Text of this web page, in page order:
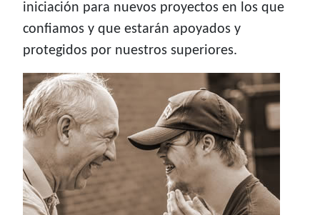
iniciación para nuevos proyectos en los que
confiamos y que estarán apoyados y
protegidos por nuestros superiores.